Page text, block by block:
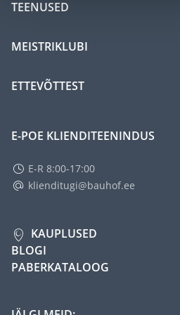
TEENUSED
MEISTRIKLUBI
ETTEVÕTTEST
E-POE KLIENDITEENINDUS
E-R 8:00-17:00
klienditugi@bauhof.ee
KAUPLUSED
BLOGI
PABERKATALOOG